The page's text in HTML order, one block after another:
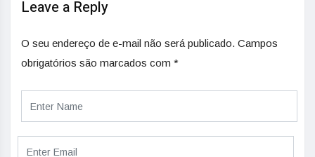
Leave a Reply
O seu endereço de e-mail não será publicado. Campos
obrigatórios são marcados com *